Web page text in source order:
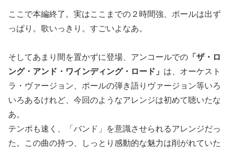
ここで本編終了。実はここまでの２時間強、ポールは出ず
っぱり。歌いっきり。すごいよなあ。
そしてあまり間を置かずに登場、アンコールでの 「ザ・ロ
ング・アンド・ワインディング・ロード」 は、オーケスト
ラ・ヴァージョン、ポールの弾き語りヴァージョン等いろ
いろあるけれど、今回のようなアレンジは初めて聴いたな
あ。
テンポも速く、「バンド」を意識させられるアレンジだっ
た。この曲の持つ、しっとり感動的な魅力は削がれていた